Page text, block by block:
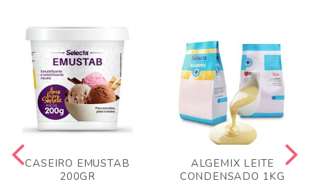
CASEIRO EMUSTAB
200GR
ALGEMIX LEITE
CONDENSADO 1KG